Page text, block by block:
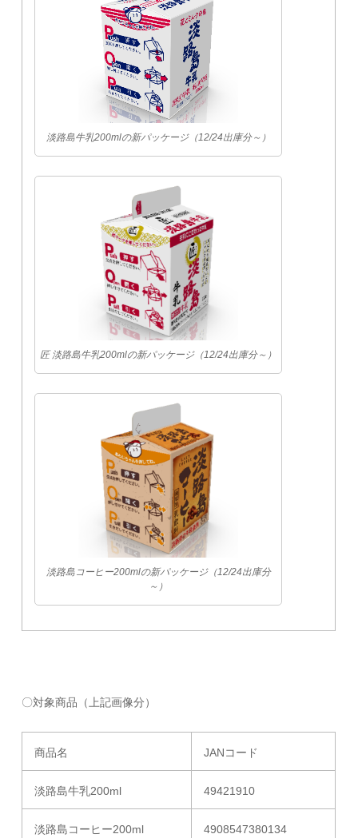
淡路島牛乳200mlの新パッケージ（12/24出庫分～）
匠 淡路島牛乳200mlの新パッケージ（12/24出庫分～）
淡路島コーヒー200mlの新パッケージ（12/24出庫分
～）
〇対象商品（上記画像分）
商品名 JANコード
淡路島牛乳200ml 49421910
淡路島コーヒー200ml 4908547380134